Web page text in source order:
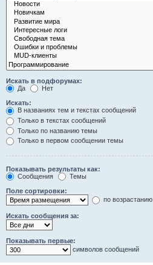
Искать в подфорумах:
Да
Нет
Искать:
В названиях тем и текстах сообщений
Только в текстах сообщений
Только по названию темы
Только в первом сообщении темы
Показывать результаты как:
Сообщения
Темы
Поле сортировки:
по возрастанию
Искать сообщения за:
Показывать первые:
символов сообщений